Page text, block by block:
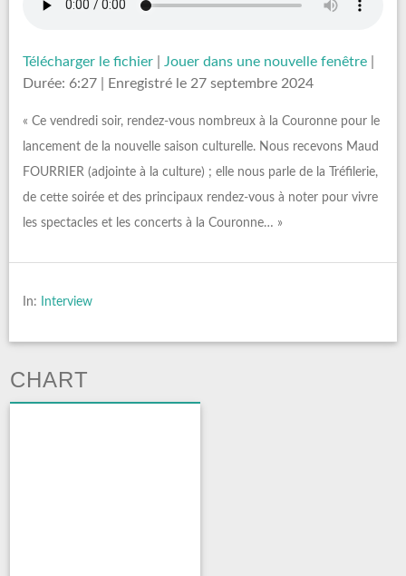
Télécharger le fichier Jouer dans une nouvelle fenêtre
Durée: 6:27
Enregistré le 27 septembre 2024
« Ce vendredi soir, rendez-vous nombreux à la Couronne pour le
lancement de la nouvelle saison culturelle. Nous recevons Maud
FOURRIER (adjointe à la culture) ; elle nous parle de la Tréfilerie,
de cette soirée et des principaux rendez-vous à noter pour vivre
les spectacles et les concerts à la Couronne… »
In: Interview
CHART